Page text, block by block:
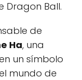
Dragon Ball.
de
Ha, una
un símbolo
mundo de